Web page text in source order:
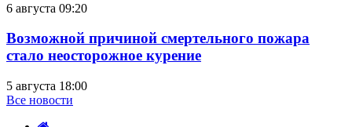
6 августа 09:20
Возможной причиной смертельного пожара
стало неосторожное курение
5 августа 18:00
Все новости